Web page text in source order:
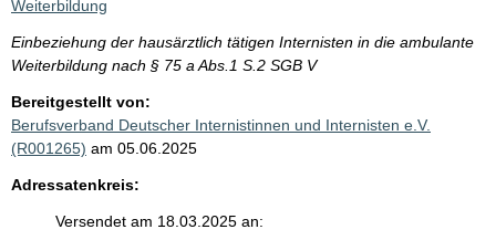
Weiterbildung
Einbeziehung der hausärztlich tätigen Internisten in die ambulante
Weiterbildung nach § 75 a Abs.1 S.2 SGB V
Bereitgestellt von:
Berufsverband Deutscher Internistinnen und Internisten e.V.
(R001265) am 05.06.2025
Adressatenkreis:
Versendet am 18.03.2025 an: